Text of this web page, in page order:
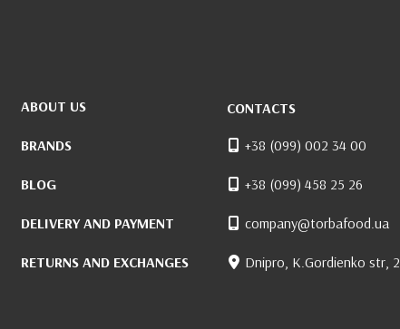
ABOUT US
BRANDS
BLOG
DELIVERY AND PAYMENT
RETURNS AND EXCHANGES
CONTACTS
+38 (099) 002 34 00
+38 (099) 458 25 26
company@torbafood.ua
Dnipro, K.Gordienko str, 2